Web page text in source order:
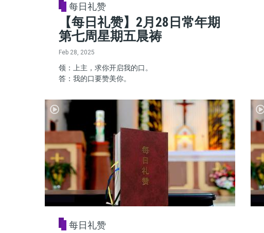
每日礼赞
【每日礼赞】2月28日常年期
第七周星期五晨祷
Feb 28, 2025
领：上主，求你开启我的口。
答：我的口要赞美你。
每日礼赞